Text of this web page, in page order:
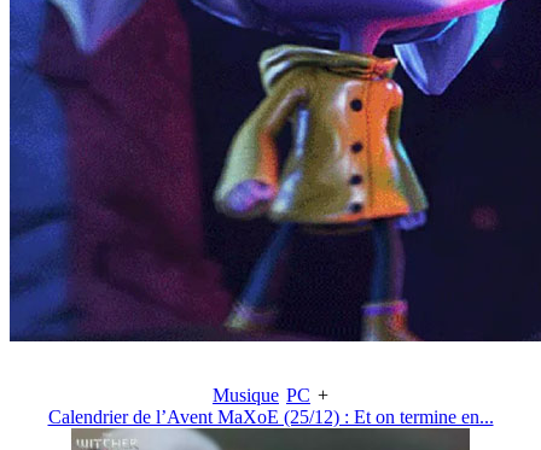
Musique PC +
Calendrier de l’Avent MaXoE (25/12) : Et on termine en...